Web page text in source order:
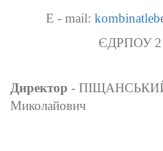
E - mail:
ЄДРПОУ
Директор -
Миколайович